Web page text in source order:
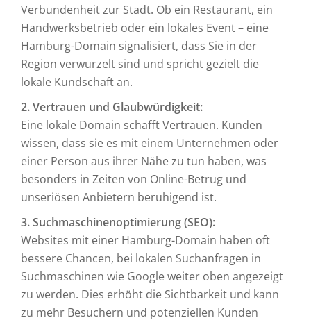
Verbundenheit zur Stadt. Ob ein Restaurant, ein
Handwerksbetrieb oder ein lokales Event – eine
Hamburg-Domain signalisiert, dass Sie in der
Region verwurzelt sind und spricht gezielt die
lokale Kundschaft an.
2. Vertrauen und Glaubwürdigkeit:
Eine lokale Domain schafft Vertrauen. Kunden
wissen, dass sie es mit einem Unternehmen oder
einer Person aus ihrer Nähe zu tun haben, was
besonders in Zeiten von Online-Betrug und
unseriösen Anbietern beruhigend ist.
3. Suchmaschinenoptimierung (SEO):
Websites mit einer Hamburg-Domain haben oft
bessere Chancen, bei lokalen Suchanfragen in
Suchmaschinen wie Google weiter oben angezeigt
zu werden. Dies erhöht die Sichtbarkeit und kann
zu mehr Besuchern und potenziellen Kunden